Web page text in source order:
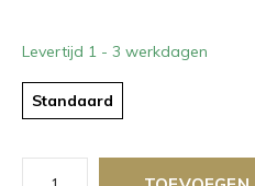
Levertijd 1 - 3 werkdagen
Standaard